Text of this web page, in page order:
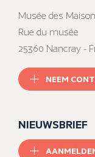
Musée des
Rue du musée
25360 Nancray -
NEEM
NIEUWSBRIEF